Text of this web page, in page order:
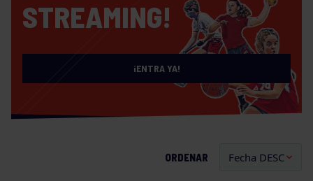
STREAMING!
¡ENTRA YA!
ORDENAR